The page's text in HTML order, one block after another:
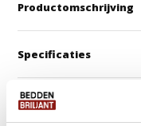
Productomschrijving
Specificaties
Anderen kochten ook